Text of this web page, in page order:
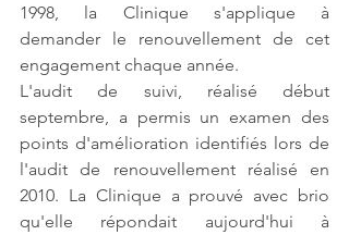
1998, la Clinique s'applique à
demander le renouvellement de cet
engagement chaque année.
L'audit de suivi, réalisé début
septembre, a permis un examen des
points d'amélioration identifiés lors de
l'audit de renouvellement réalisé en
2010. La Clinique a prouvé avec brio
qu'elle répondait aujourd'hui à